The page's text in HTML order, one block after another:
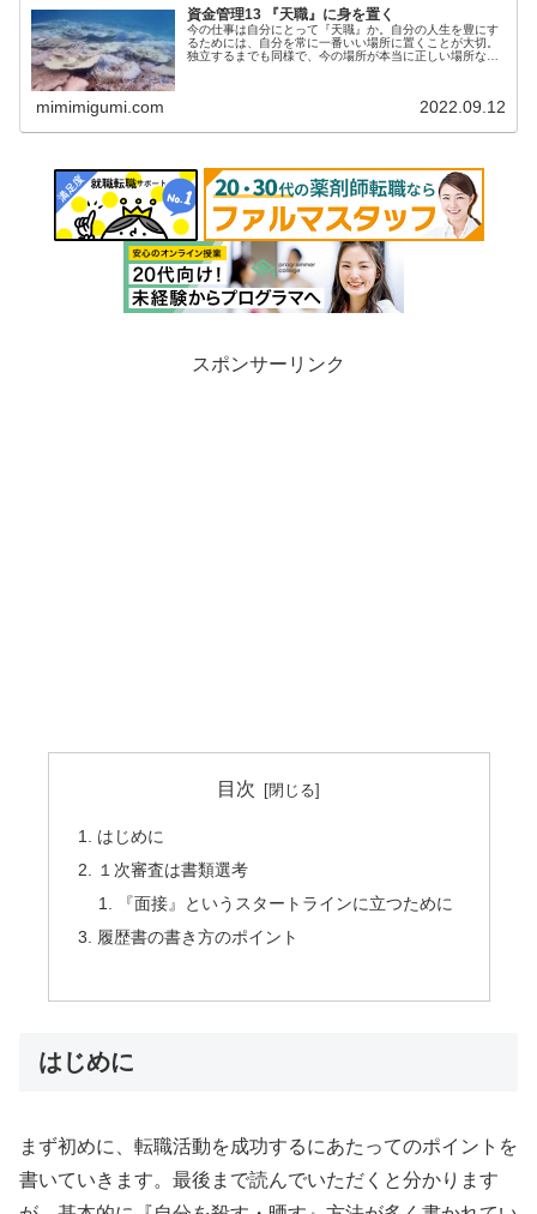
資金管理13 『天職』に身を置く
今の仕事は自分にとって『天職』か。自分の人生を豊にす
るためには、自分を常に一番いい場所に置くことが大切。
独立するまでも同様で、今の場所が本当に正しい場所なの
mimimigumi.com 2022.09.12
スポンサーリンク
目次
はじめに
１次審査は書類選考
『面接』というスタートラインに立つために
履歴書の書き方のポイント
はじめに
まず初めに、転職活動を成功するにあたってのポイントを
書いていきます。最後まで読んでいただくと分かります